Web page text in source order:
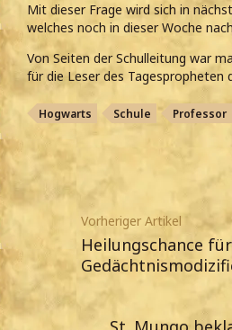
Mit dieser Frage wird sich in
welches noch in dieser Woche
Von Seiten der Schulleitung war
für die Leser des Tagespropheten
Hogwarts Schule Professor
Vorheriger Artikel
Heilungschance